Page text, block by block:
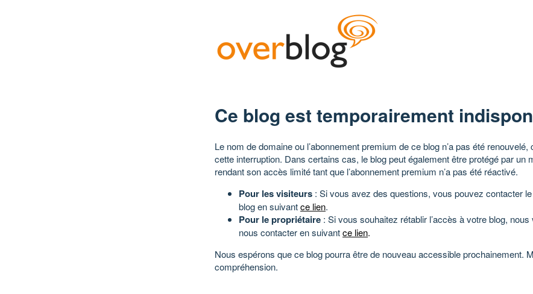
Ce blog est temporairement
Le nom de domaine ou l’abonnement premium de ce blog n’a pas été renouvelé,
cette interruption. Dans certains cas, le blog peut également être protégé par un
rendant son accès limité tant que l’abonnement premium n’a pas été réactivé.
Pour les visiteurs : Si vous avez des questions, vous pouvez contacter
blog en suivantce lien.
Pour le propriétaire : Si vous souhaitez rétablir l’accès à votre blog,
nous contacter en suivantce lien.
Nous espérons que ce blog pourra être de nouveau accessible prochainement.
compréhension.